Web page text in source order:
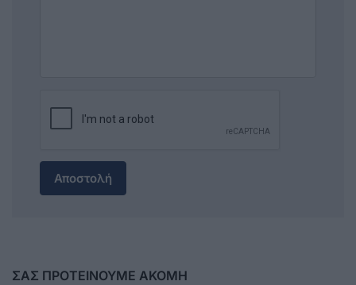
Αποστολή
ΣΑΣ ΠΡΟΤΕΙΝΟΥΜΕ ΑΚΟΜΗ